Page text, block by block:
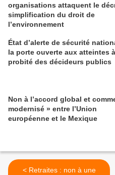
organisations attaquent le
simplification du droit de
l’environnement
État d’alerte de sécurité
la porte ouverte aux atteintes
probité des décideurs publics
Non à l’accord global et
modernisé » entre l’Union
européenne et le Mexique
< Retraites : non à une